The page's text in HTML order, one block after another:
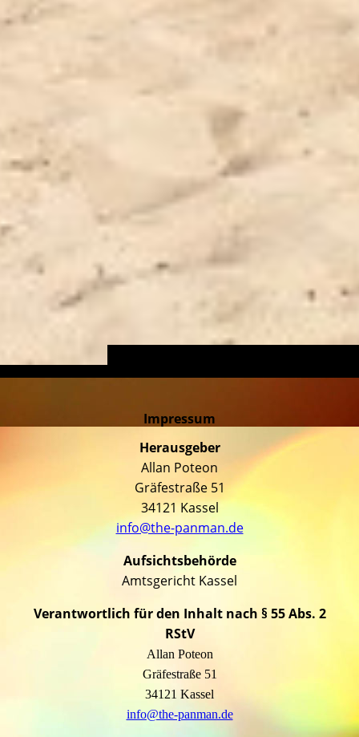
Impressum
Herausgeber
Allan Poteon
Gräfestraße 51
34121 Kassel
info@the-panman.de
Aufsichtsbehörde
Amtsgericht Kassel
Verantwortlich für den Inhalt nach § 55 Abs. 2
RStV
Allan Poteon
Gräfestraße 51
34121 Kassel
info@the-panman.de